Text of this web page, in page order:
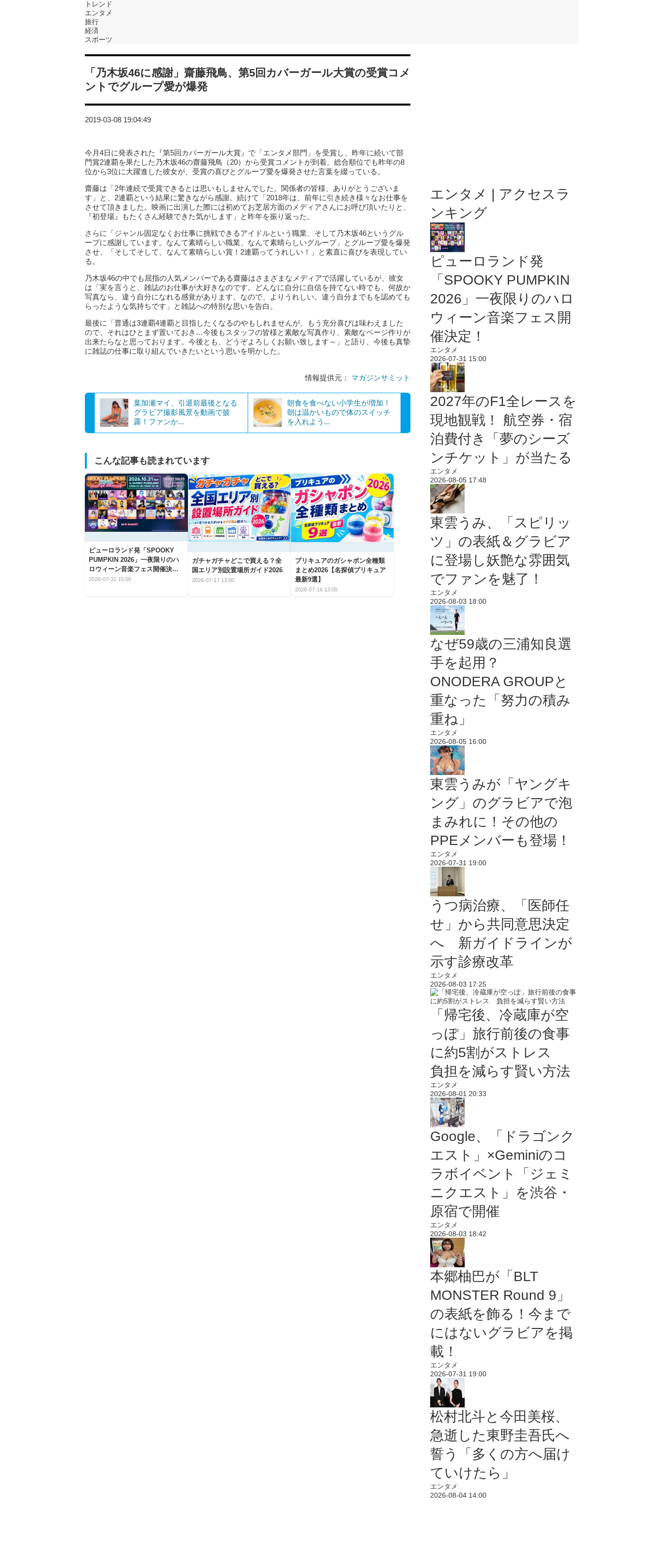
トレンド
エンタメ
旅行
経済
スポーツ
「乃木坂46に感謝」齋藤飛鳥、第5回カバーガール大賞の受賞コメ
ントでグループ愛が爆発
2019-03-08 19:04:49
今月4日に発表された『第5回カバーガール大賞』で「エンタメ部門」を受賞し、昨年に続いて部
門賞2連覇を果たした乃木坂46の齋藤飛鳥（20）から受賞コメントが到着。総合順位でも昨年の8
位から3位に大躍進した彼女が、受賞の喜びとグループ愛を爆発させた言葉を綴っている。
齋藤は「2年連続で受賞できるとは思いもしませんでした。関係者の皆様、ありがとうございま
す」と、2連覇という結果に驚きながら感謝。続けて「2018年は、前年に引き続き様々なお仕事を
させて頂きました。映画に出演した際には初めてお芝居方面のメディアさんにお呼び頂いたりと、
『初登場』もたくさん経験できた気がします」と昨年を振り返った。
さらに「ジャンル固定なくお仕事に挑戦できるアイドルという職業、そして乃木坂46というグル
ープに感謝しています。なんて素晴らしい職業、なんて素晴らしいグループ」とグループ愛を爆発
させ、「そしてそして、なんて素晴らしい賞！2連覇ってうれしい！」と素直に喜びを表現してい
る。
乃木坂46の中でも屈指の人気メンバーである齋藤はさまざまなメディアで活躍しているが、彼女
は「実を言うと、雑誌のお仕事が大好きなのです。どんなに自分に自信を持てない時でも、何故か
写真なら、違う自分になれる感覚があります。なので、よりうれしい。違う自分までもを認めても
らったような気持ちです」と雑誌への特別な思いを告白。
最後に「普通は3連覇4連覇と目指したくなるのやもしれませんが、もう充分喜びは味わえました
ので、それはひとまず置いておき…今後もスタッフの皆様と素敵な写真作り、素敵なページ作りが
出来たらなと思っております。今後とも、どうぞよろしくお願い致します～」と語り、今後も真摯
に雑誌の仕事に取り組んでいきたいという思いを明かした。
情報提供元： マガジンサミット
葉加瀬マイ、引退前最後となる
グラビア撮影風景を動画で披
露！ファンか...
朝食を食べない小学生が増加！
朝は温かいもので体のスイッチ
を入れよう...
こんな記事も読まれています
ピューロランド発「SPOOKY
PUMPKIN 2026」一夜限りのハ
ロウィーン音楽フェス開催決
定！
2026-07-31 15:00
ガチャガチャどこで買える？全
国エリア別設置場所ガイド2026
2026-07-17 13:00
プリキュアのガシャポン全種類
まとめ2026【名探偵プリキュア
最新9選】
2026-07-16 13:00
エンタメ | アクセスラ
ンキング
ピューロランド発
「SPOOKY PUMPKIN
2026」一夜限りのハロ
ウィーン音楽フェス開
催決定！
エンタメ
2026-07-31 15:00
2027年のF1全レースを
現地観戦！ 航空券・宿
泊費付き「夢のシーズ
ンチケット」が当たる
エンタメ
2026-08-05 17:48
東雲うみ、「スピリッ
ツ」の表紙＆グラビア
に登場し妖艶な雰囲気
でファンを魅了！
エンタメ
2026-08-03 18:00
なぜ59歳の三浦知良選
手を起用？
ONODERA GROUPと
重なった「努力の積み
重ね」
エンタメ
2026-08-05 16:00
東雲うみが「ヤングキ
ング」のグラビアで泡
まみれに！その他の
PPEメンバーも登場！
エンタメ
2026-07-31 19:00
うつ病治療、「医師任
せ」から共同意思決定
へ 新ガイドラインが
示す診療改革
エンタメ
2026-08-03 17:25
「帰宅後、冷蔵庫が空
っぽ」旅行前後の食事
に約5割がストレス
負担を減らす賢い方法
エンタメ
2026-08-01 20:33
Google、「ドラゴンク
エスト」×Geminiのコ
ラボイベント「ジェミ
ニクエスト」を渋谷・
原宿で開催
エンタメ
2026-08-03 18:42
本郷柚巴が「BLT
MONSTER Round 9」
の表紙を飾る！今まで
にはないグラビアを掲
載！
エンタメ
2026-07-31 19:00
松村北斗と今田美桜、
急逝した東野圭吾氏へ
誓う「多くの方へ届け
ていけたら」
エンタメ
2026-08-04 14:00